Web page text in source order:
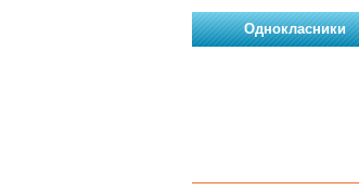
Однокласники